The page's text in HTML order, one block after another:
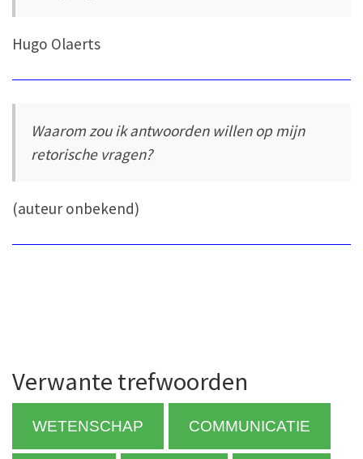
Hugo Olaerts
Waarom zou ik antwoorden willen op mijn
retorische vragen?
(auteur onbekend)
Verwante trefwoorden
WETENSCHAP COMMUNICATIE